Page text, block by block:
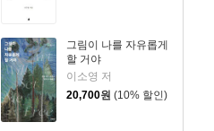
그림이 나를 자유롭게
할 거야
이소영 저
20,700원 (10% 할인)